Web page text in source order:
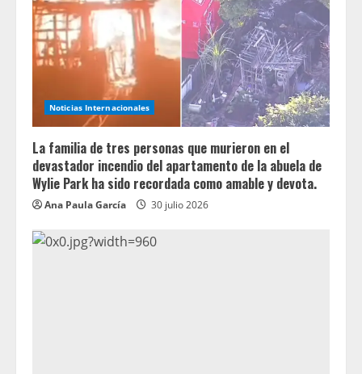
Noticias Internacionales
La familia de tres personas que murieron en el
devastador incendio del apartamento de la abuela de
Wylie Park ha sido recordada como amable y devota.
Ana Paula García 30 julio 2026